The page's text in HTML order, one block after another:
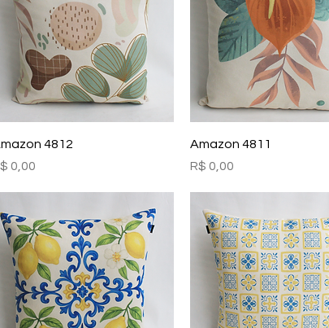
Visualização rápida
4812
0,00
Visualização rápida
Amazon 4811
Preço
R$ 0,00